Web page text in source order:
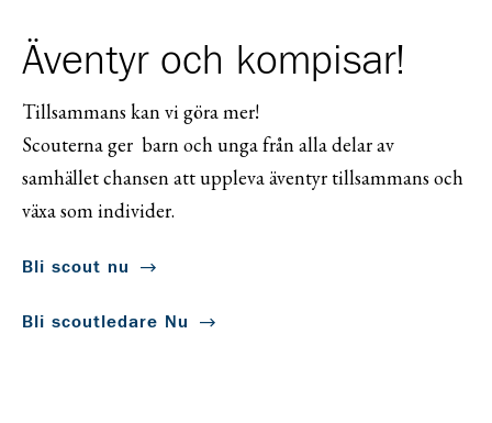
Äventyr och kompisar!
Tillsammans kan vi göra mer!
Scouterna ger barn och unga från alla delar av
samhället chansen att uppleva äventyr tillsammans och
växa som individer.
Bli scout nu
Bli scoutledare Nu